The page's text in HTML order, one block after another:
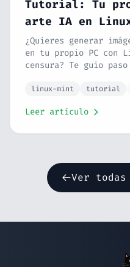
Tutorial: Tu
arte IA en
¿Quieres generar
en tu propio PC con
censura? Te guio
y las dependencias
gráficas NVIDIA (CUDA)
linux-mint tutorial
Leer artículo
Ver